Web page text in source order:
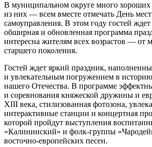
В муниципальном округе много
из них — всем вместе отмечать День
самоуправления. В этом году гостей ждет
обширная и обновленная программа
интересна жителям всех возрастов — от
старшего поколения.
Гостей ждет яркий праздник,
и увлекательным погружением в
нашего Отечества. В программе
и соревнования княжеской дружины и
XIII века, стилизованная фотозона,
интерактивные станции и концертная
которой пройдут выступления
«Калининский» и фолк-группы
восточно-европейских песен.